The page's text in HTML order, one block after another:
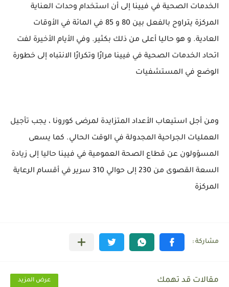
الخدمات الصحية في فيينا إلى أن استخدام وحدات العناية
المركزة يتراوح بالفعل بين 80 و 85 في المائة في الأوقات
العادية. و هو حاليا أعلى من ذلك بكثير. وفي الأيام الأخيرة لفت
اتحاد الخدمات الصحية في فيينا مرارًا وتكرارًا الانتباه إلى خطورة
الوضع في المستشفيات
ومن أجل استيعاب الأعداد المتزايدة لمرضى كورونا ، يجب تأجيل
العمليات الجراحية المجدولة في الوقت الحالي. كما يسعى
المسؤولون عن قطاع الصحة العمومية في فيينا حاليا إلى زيادة
السعة القصوى من 230 إلى حوالي 310 سرير في أقسام الرعاية
المركزة
مقالات قد تهمك عرض المزيد